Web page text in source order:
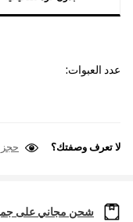
عدد العبوات:
لا تعرف وصفتك؟
شحن مجاني على